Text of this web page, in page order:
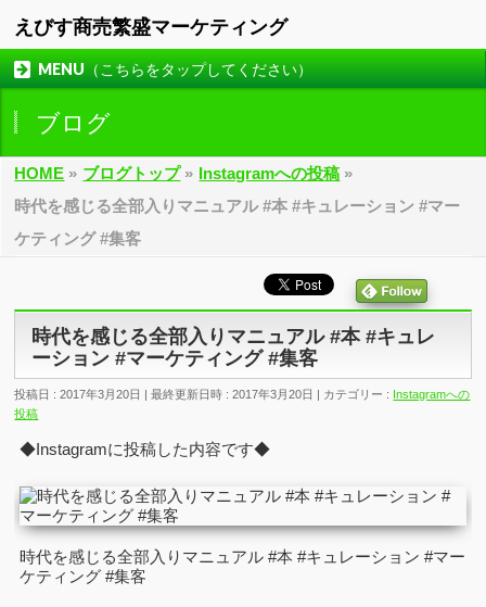
えびす商売繁盛マーケティング
MENU（こちらをタップしてください）
ブログ
HOME » ブログトップ» Instagramへの投稿 »
時代を感じる全部入りマニュアル #本 #キュレーション #マー
ケティング #集客
時代を感じる全部入りマニュアル #本 #キュレ
ーション #マーケティング #集客
投稿日 : 2017年3月20日 最終更新日時 : 2017年3月20日 カテゴリー : Instagramへの
投稿
◆Instagramに投稿した内容です◆
時代を感じる全部入りマニュアル #本 #キュレーション #マー
ケティング #集客